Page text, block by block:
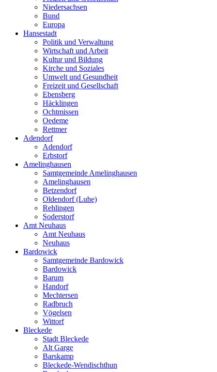
Niedersachsen
Bund
Europa
Hansestadt
Politik und Verwaltung
Wirtschaft und Arbeit
Kultur und Bildung
Kirche und Soziales
Umwelt und Gesundheit
Freizeit und Gesellschaft
Ebensberg
Häcklingen
Ochtmissen
Oedeme
Rettmer
Adendorf
Adendorf
Erbstorf
Amelinghausen
Samtgemeinde Amelinghausen
Amelinghausen
Betzendorf
Oldendorf (Luhe)
Rehlingen
Soderstorf
Amt Neuhaus
Amt Neuhaus
Neuhaus
Bardowick
Samtgemeinde Bardowick
Bardowick
Barum
Handorf
Mechtersen
Radbruch
Vögelsen
Wittorf
Bleckede
Stadt Bleckede
Alt Garge
Barskamp
Bleckede-Wendischthun